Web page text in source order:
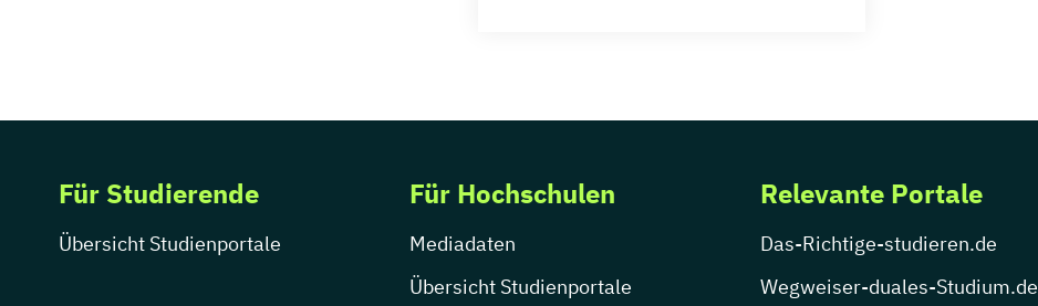
Für Studierende
Übersicht Studienportale
Für Hochschulen
Mediadaten
Übersicht Studienportale
Relevante Portale
Das-Richtige-studieren.de
Wegweiser-duales-Studium.de